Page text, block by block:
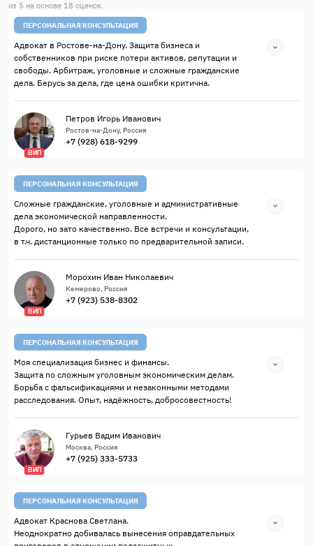
из 5 на основе 18 оценок.
ПЕРСОНАЛЬНАЯ КОНСУЛЬТАЦИЯ
Адвокат в Ростове-на-Дону. Защита бизнеса и
собственников при риске потери активов, репутации и
свободы. Арбитраж, уголовные и сложные гражданские
дела. Берусь за дела, где цена ошибки критична.
ВИП
Петров Игорь Иванович
Ростов-на-Дону, Россия
+7 (928) 618-9299
ПЕРСОНАЛЬНАЯ КОНСУЛЬТАЦИЯ
Сложные гражданские, уголовные и административные
дела экономической направленности.
Дорого, но зато качественно. Все встречи и консультации,
в т.ч. дистанционные только по предварительной записи.
ВИП
Морохин Иван Николаевич
Кемерово, Россия
+7 (923) 538-8302
ПЕРСОНАЛЬНАЯ КОНСУЛЬТАЦИЯ
Моя специализация бизнес и финансы.
Защита по сложным уголовным экономическим делам.
Борьба с фальсификациями и незаконными методами
расследования. Опыт, надёжность, добросовестность!
ВИП
Гурьев Вадим Иванович
Москва, Россия
+7 (925) 333-5733
ПЕРСОНАЛЬНАЯ КОНСУЛЬТАЦИЯ
Адвокат Краснова Светлана.
Неоднократно добивалась вынесения оправдательных